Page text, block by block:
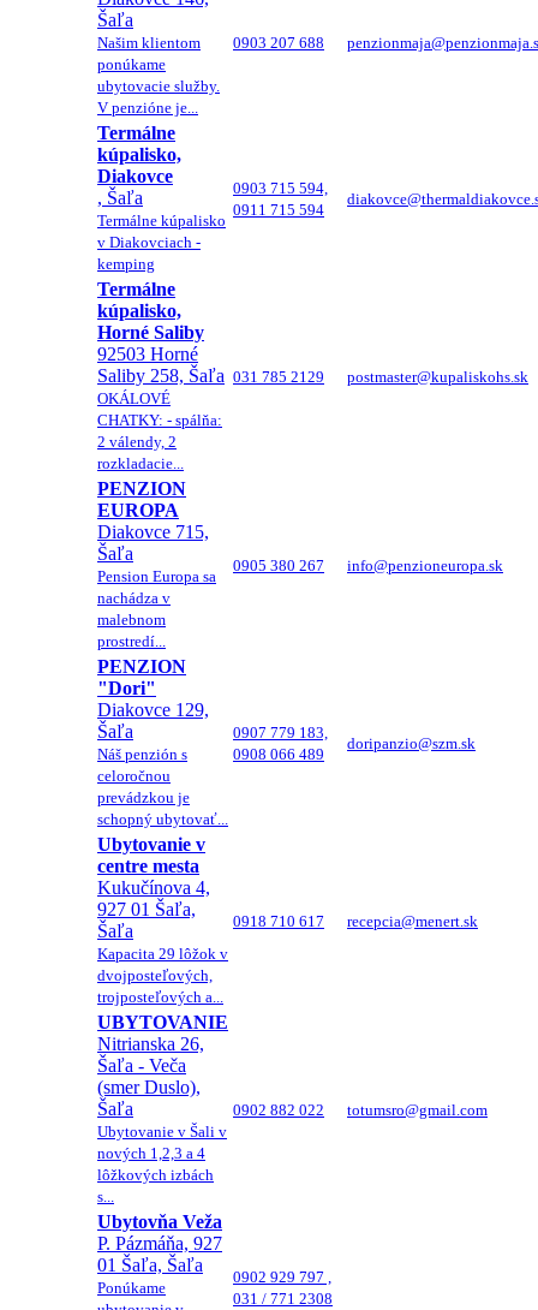
Šaľa
Našim klientom
ponúkame
ubytovacie služby.
V penzióne je...
0903 207 688
Termálne
kúpalisko,
Diakovce
, Šaľa
Termálne kúpalisko
v Diakovciach -
kemping
0903 715 594,
0911 715 594
Termálne
kúpalisko,
Horné Saliby
92503 Horné
Saliby 258, Šaľa
OKÁLOVÉ
CHATKY: - spálňa:
2 válendy, 2
rozkladacie...
031 785 2129 postmaster@kupaliskohs.sk
PENZION
EUROPA
Diakovce 715,
Šaľa
Pension Europa sa
nachádza v
malebnom
prostredí...
0905 380 267 info@penzioneuropa.sk
PENZION
"Dori"
Diakovce 129,
Šaľa
Náš penzión s
celoročnou
prevádzkou je
schopný ubytovať...
0907 779 183,
0908 066 489
doripanzio@szm.sk
Ubytovanie v
centre mesta
Kukučínova 4,
927 01 Šaľa,
Šaľa
Kapacita 29 lôžok v
dvojposteľových,
trojposteľových a...
0918 710 617 recepcia@menert.sk
UBYTOVANIE
Nitrianska 26,
Šaľa - Veča
(smer Duslo),
Šaľa
Ubytovanie v Šali v
nových 1,2,3 a 4
lôžkových izbách
s...
0902 882 022 totumsro@gmail.com
Ubytovňa Veža
P. Pázmáňa, 927
01 Šaľa, Šaľa
Ponúkame
0902 929 797 ,
031 / 771 2308